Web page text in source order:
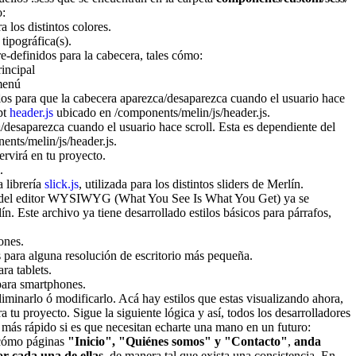
los distintos colores.
definidos para la cabecera, tales cómo:
para que la cabecera aparezca/desaparezca cuando el usuario hace
header.js ubicado en /components/melin/js/header.js.
cuando el usuario hace scroll. Esta es dependiente del
melin/js/header.js.
en tu proyecto.
librería slick.js, utilizada para los distintos sliders de Merlín.
editor WYSIWYG (What You See Is What You Get) ya se
Este archivo ya tiene desarrollado estilos básicos para párrafos,
para alguna resolución de escritorio más pequeña.
tablets.
smartphones.
ó modificarlo. Acá hay estilos que estas visualizando ahora,
tu proyecto. Sigue la siguiente lógica y así, todos los desarrolladores
rápido si es que necesitan echarte una mano en un futuro:
páginas "Inicio", "Quiénes somos" y "Contacto", anda